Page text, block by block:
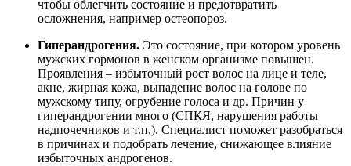
чтобы облегчить состояние и предотвратить
осложнения, например остеопороз.
Гиперандрогения. Это состояние, при котором уровень
мужских гормонов в женском организме повышен.
Проявления – избыточный рост волос на лице и теле,
акне, жирная кожа, выпадение волос на голове по
мужскому типу, огрубение голоса и др. Причин у
гиперандрогении много (СПКЯ, нарушения работы
надпочечников и т.п.). Специалист поможет разобраться
в причинах и подобрать лечение, снижающее влияние
избыточных андрогенов.